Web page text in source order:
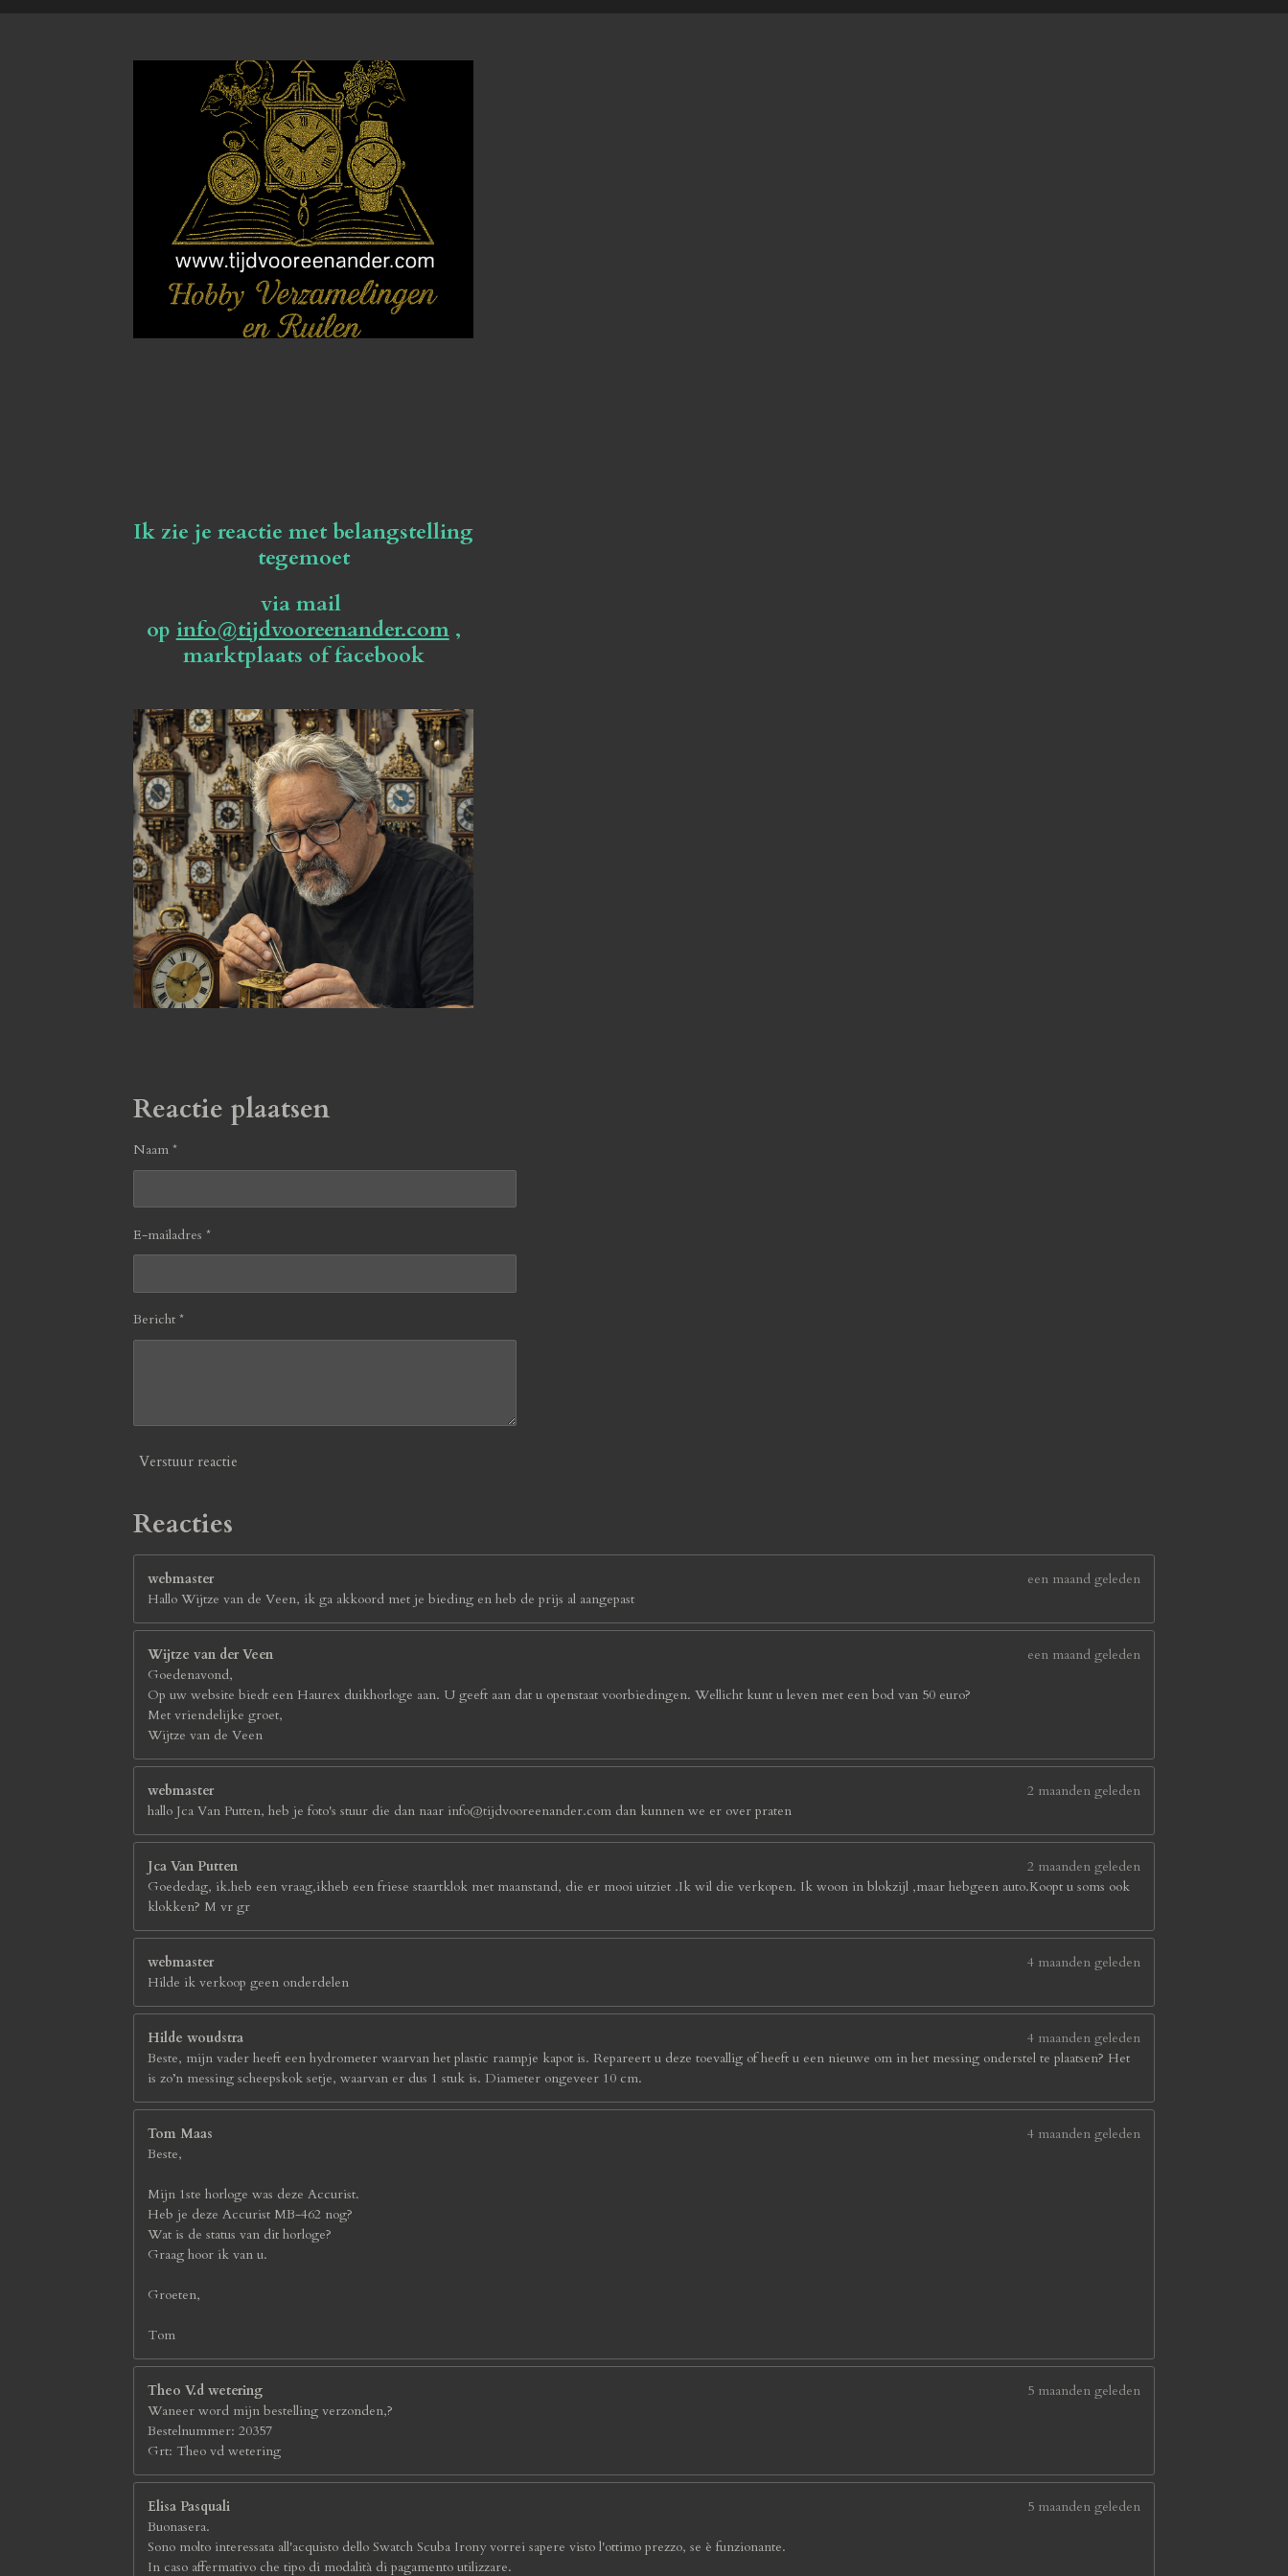
Ik zie je reactie met belangstelling
tegemoet
via mail
op info@tijdvooreenander.com,
marktplaats of facebook
Reactie plaatsen
Naam *
E-mailadres *
Bericht *
Verstuur reactie
Reacties
webmaster
een maand geleden
Hallo Wijtze van de Veen, ik ga akkoord met je bieding en heb de prijs al aangepast
Wijtze van der Veen
een maand geleden
Goedenavond,
Op uw website biedt een Haurex duikhorloge aan. U geeft aan dat u openstaat voorbiedingen. Wellicht kunt u leven met een bod van 50 euro?
Met vriendelijke groet,
Wijtze van de Veen
webmaster
2 maanden geleden
hallo Jca Van Putten, heb je foto's stuur die dan naar info@tijdvooreenander.com dan kunnen we er over praten
Jca Van Putten
2 maanden geleden
Goededag, ik.heb een vraag,ikheb een friese staartklok met maanstand, die er mooi uitziet .Ik wil die verkopen. Ik woon in blokzijl ,maar hebgeen auto.Koopt u soms ook
klokken? M vr gr
webmaster
4 maanden geleden
Hilde ik verkoop geen onderdelen
Hilde woudstra
4 maanden geleden
Beste, mijn vader heeft een hydrometer waarvan het plastic raampje kapot is. Repareert u deze toevallig of heeft u een nieuwe om in het messing onderstel te plaatsen? Het
is zo’n messing scheepskok setje, waarvan er dus 1 stuk is. Diameter ongeveer 10 cm.
Tom Maas
4 maanden geleden
Beste,
Mijn 1ste horloge was deze Accurist.
Heb je deze Accurist MB-462 nog?
Wat is de status van dit horloge?
Graag hoor ik van u.
Groeten,
Tom
Theo V.d wetering
5 maanden geleden
Waneer word mijn bestelling verzonden,?
Bestelnummer: 20357
Grt: Theo vd wetering
Elisa Pasquali
5 maanden geleden
Buonasera.
Sono molto interessata all'acquisto dello Swatch Scuba Irony vorrei sapere visto l'ottimo prezzo, se è funzionante.
In caso affermativo che tipo di modalità di pagamento utilizzare.